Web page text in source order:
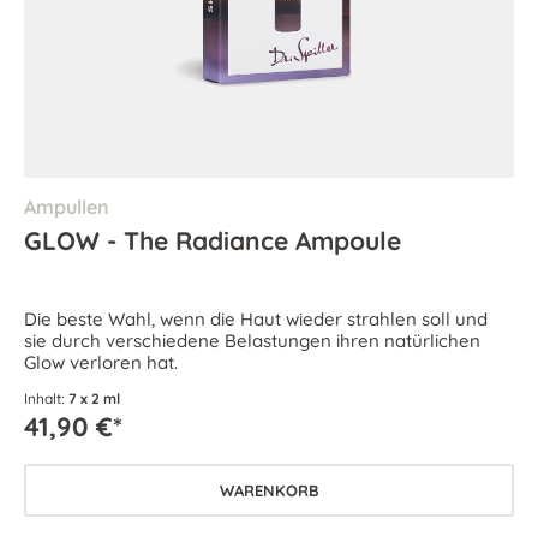
Ampullen
GLOW - The Radiance Ampoule
Die beste Wahl, wenn die Haut wieder strahlen soll und
sie durch verschiedene Belastungen ihren natürlichen
Glow verloren hat.
Inhalt: 7 x 2 ml
41,90 €*
WARENKORB